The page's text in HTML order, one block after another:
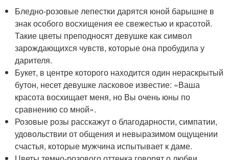
Бледно-розовые лепестки дарятся юной барышне в
знак особого восхищения ее свежестью и красотой.
Такие цветы преподносят девушке как символ
зарождающихся чувств, которые она пробудила у
дарителя.
Букет, в центре которого находится один нераскрытый
бутон, несет девушке ласковое известие: «Ваша
красота восхищает меня, но Вы очень юны по
сравнению со мной».
Розовые розы расскажут о благодарности, симпатии,
удовольствии от общения и невыразимом ощущении
счастья, которые мужчина испытывает к даме.